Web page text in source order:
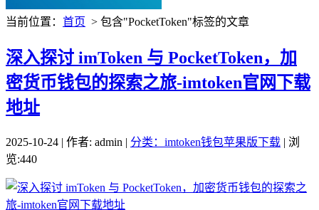
当前位置： 首页 > 包含"PocketToken"标签的文章
深入探讨 imToken 与 PocketToken，加
密货币钱包的探索之旅-imtoken官网下载
地址
2025-10-24 | 作者: admin | 分类：imtoken钱包苹果版下载 | 浏
览:440